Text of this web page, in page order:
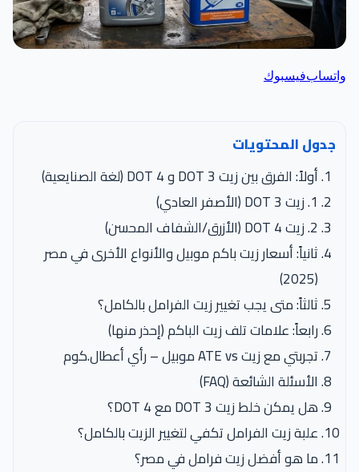
فيسبوك
جدول المحتويات
أولاً: الفرق بين زيت DOT 3 و DOT 4 (لغة الصنايعية)
1. زيت DOT 3 (الأصفر العادي)
2. زيت DOT 4 (الأزرق/الشفاف المحسن)
ثانياً: أسعار زيت باكم موبيل والأنواع الأخرى في مصر
ثالثاً: متى يجب تغيير زيت الفرامل بالكامل؟
رابعاً: علامات تلف زيت الباكم (إحذر منها)
تجربتي مع زيت ATE vs موبيل – رأي أعطال.كوم
الأسئلة الشائعة (FAQ)
هل يمكن خلط زيت DOT 3 مع DOT 4؟
علبة زيت الفرامل تكفي لتغيير الزيت بالكامل؟
ما هو أفضل زيت فرامل في مصر؟